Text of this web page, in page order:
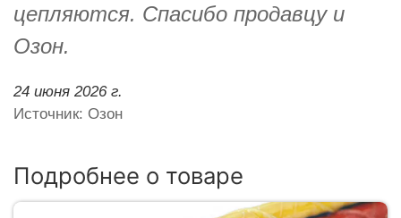
цепляются. Спасибо продавцу и
Озон.
24 июня 2026 г.
Источник: Озон
Подробнее о товаре